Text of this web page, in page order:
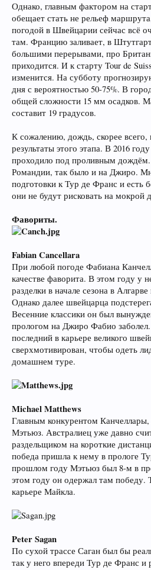
Однако, главным фактором на
обещает стать не рельеф
погодой в Швейцарии сейчас всё
там. Францию заливает, в
большими перерывами, про
приходится. И к старту Tour de
изменится. На субботу
дня с вероятностью 50-75%. В
общей сложности 15 мм осадков.
составит 19 градусов.
К сожалению, дождь, скорее всего,
результаты этого этапа. В 2016
проходило под проливным
Романдии, так было и на Джиро.
подготовки к Тур де Франс и есть
они не будут рисковать на мокрой
Фавориты.
Fabian Cancellara
При любой погоде Фабиана
качестве фаворита. В этом году у
разделки в начале сезона в
Однако далее швейцарца
Весенние классики он был
прологом на Джиро Фабио
последний в карьере великого
сверхмотивирован, чтобы одеть
домашнем туре.
Michael Matthews
Главным конкурентом
Мэтьюз. Австралиец уже давно
раздельщиком на короткие
победа пришла к нему в прологе
прошлом году Мэтьюз был 8-м в
этом году он одержал там победу.
карьере Майкла.
Peter Sagan
По сухой трассе Саган был бы
так у него впереди Тур де Франс и